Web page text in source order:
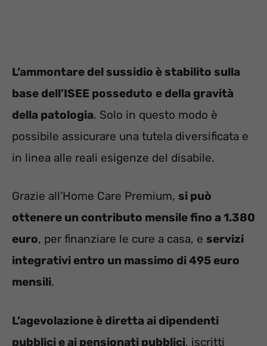
L’ammontare del sussidio è stabilito sulla
base dell’ISEE posseduto e della gravità
della patologia. Solo in questo modo è
possibile assicurare una tutela diversificata e
in linea alle reali esigenze del disabile.
Grazie all’Home Care Premium, si può
ottenere un contributo mensile fino a 1.380
euro, per finanziare le cure a casa, e servizi
integrativi entro un massimo di 495 euro
mensili.
L’agevolazione è diretta ai dipendenti
pubblici e ai pensionati pubblici, iscritti